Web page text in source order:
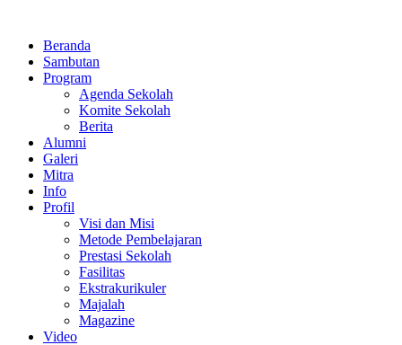
kontenBeranda
Sambutan
Program
Agenda Sekolah
Komite Sekolah
Berita
Alumni
Galeri
Mitra
Info
Profil
Visi dan Misi
Metode Pembelajaran
Prestasi Sekolah
Fasilitas
Ekstrakurikuler
Majalah
Magazine
Video